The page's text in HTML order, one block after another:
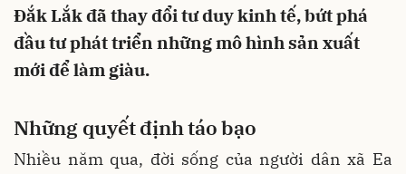
Đắk Lắk đã thay đổi tư duy kinh tế, bứt phá
đầu tư phát triển những mô hình sản xuất
mới để làm giàu.
Những quyết định táo bạo
Nhiều năm qua, đời sống của người dân xã Ea